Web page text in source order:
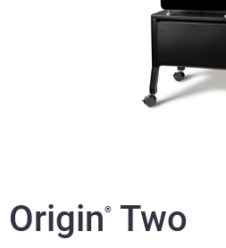
Origin®
Two